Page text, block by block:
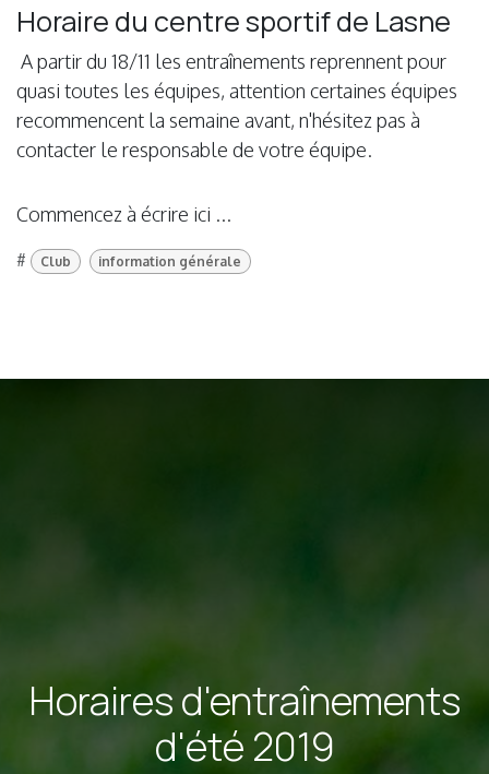
Horaire du centre sportif de Lasne
A partir du 18/11 les entraînements reprennent pour
quasi toutes les équipes, attention certaines équipes
recommencent la semaine avant, n'hésitez pas à
contacter le responsable de votre équipe.
Commencez à écrire ici ...
# Club information générale
Horaires d'entraînements
d'été 2019